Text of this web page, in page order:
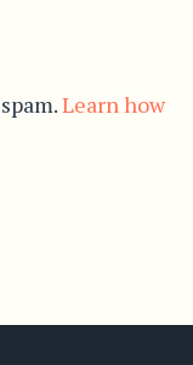
Learn how